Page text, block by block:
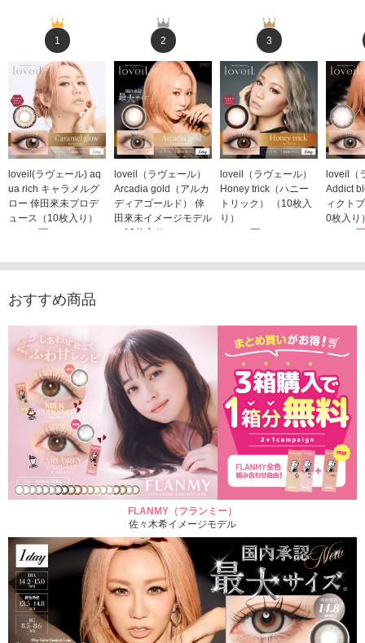
1
loveil(ラヴェール) aq
ua rich キャラメルグ
ロー 倖田來未プロデ
ュース（10枚入り）
1,760円
2
loveil（ラヴェール）
Arcadia gold（アルカ
ディアゴールド） 倖
田來未イメージモデル
（10枚入り）
3
loveil（ラヴェール）
Honey trick（ハニー
トリック） （10枚入
り）
1,760円
loveil（
Addict
ィクト
0枚入り
1,760
おすすめ商品
FLANMY（フランミー）
佐々木希イメージモデル